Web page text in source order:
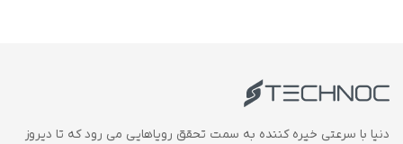
دنیا با سرعتی خیره کننده به سمت تحقق رویاهایی می رود که تا دیروز